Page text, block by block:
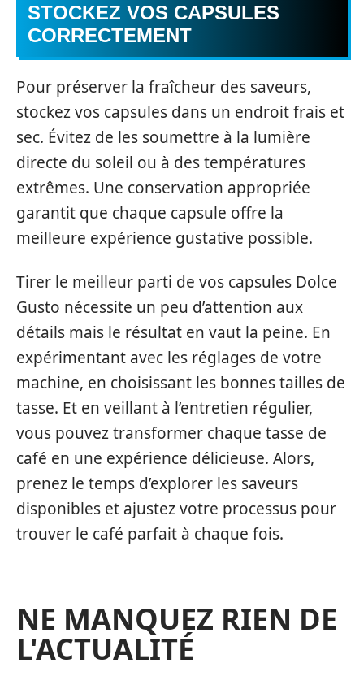
STOCKEZ VOS CAPSULES
CORRECTEMENT
Pour préserver la fraîcheur des saveurs,
stockez vos capsules dans un endroit frais et
sec. Évitez de les soumettre à la lumière
directe du soleil ou à des températures
extrêmes. Une conservation appropriée
garantit que chaque capsule offre la
meilleure expérience gustative possible.
Tirer le meilleur parti de vos capsules Dolce
Gusto nécessite un peu d’attention aux
détails mais le résultat en vaut la peine. En
expérimentant avec les réglages de votre
machine, en choisissant les bonnes tailles de
tasse. Et en veillant à l’entretien régulier,
vous pouvez transformer chaque tasse de
café en une expérience délicieuse. Alors,
prenez le temps d’explorer les saveurs
disponibles et ajustez votre processus pour
trouver le café parfait à chaque fois.
NE MANQUEZ RIEN DE
L'ACTUALITÉ